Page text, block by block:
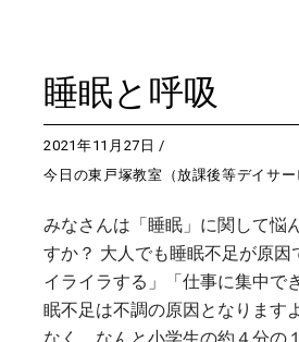
睡眠と呼吸
2021年11月27日
今日の東戸塚教室（放課後等デイサー
みなさんは「睡眠」に関して悩
すか？ 大人でも睡眠不足が原因
イライラする」「仕事に集中で
眠不足は不調の原因となります